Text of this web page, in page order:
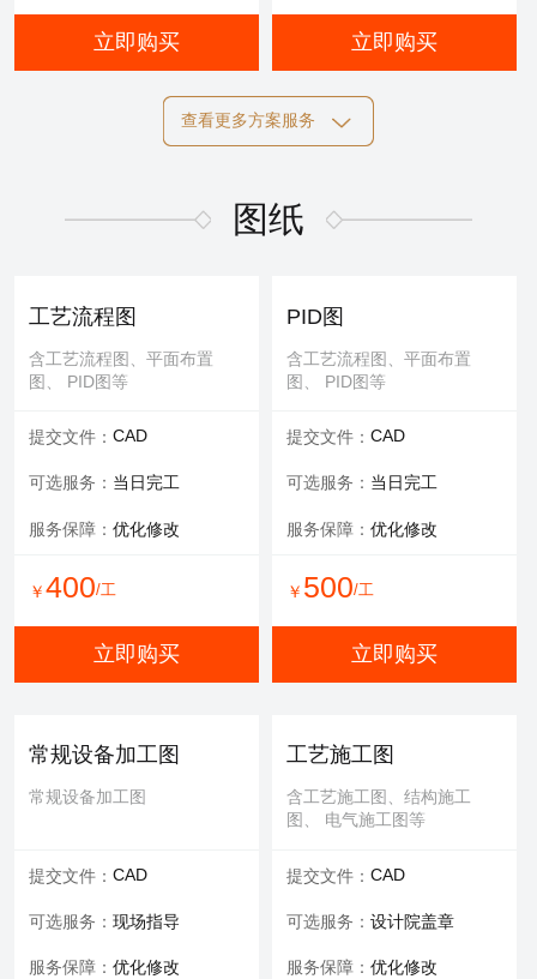
适用于玻璃钢，污水池体清
洁，过滤罐、一体化设备等
定期清洗优惠
立即购买
立即购买 立即购买
服务承诺：包修改
立即购买
标书制作
文件编写
服务内容：
服务保障：提供方案优化
立即购买
环评报告
适用于环评、清洁生产、验
收报告、入河排污口论证报
可选服务： 专家评审
服务内容：报告书、报告表
立即购买
查看更多方案服务
图纸
工艺流程图
含工艺流程图、平面布置
图、 PID图等
提交文件： CAD
可选服务： 当日完工
服务保障： 优化修改
￥400/工
立即购买
PID图
含工艺流程图、平面布置
图、 PID图等
提交文件： CAD
可选服务： 当日完工
服务保障： 优化修改
￥ 500/工
立即购买
常规设备加工图
常规设备加工图
提交文件： CAD
可选服务： 现场指导
服务保障： 优化修改
工艺施工图
含工艺施工图、结构施工
图、 电气施工图等
提交文件： CAD
可选服务： 设计院盖章
服务保障： 优化修改